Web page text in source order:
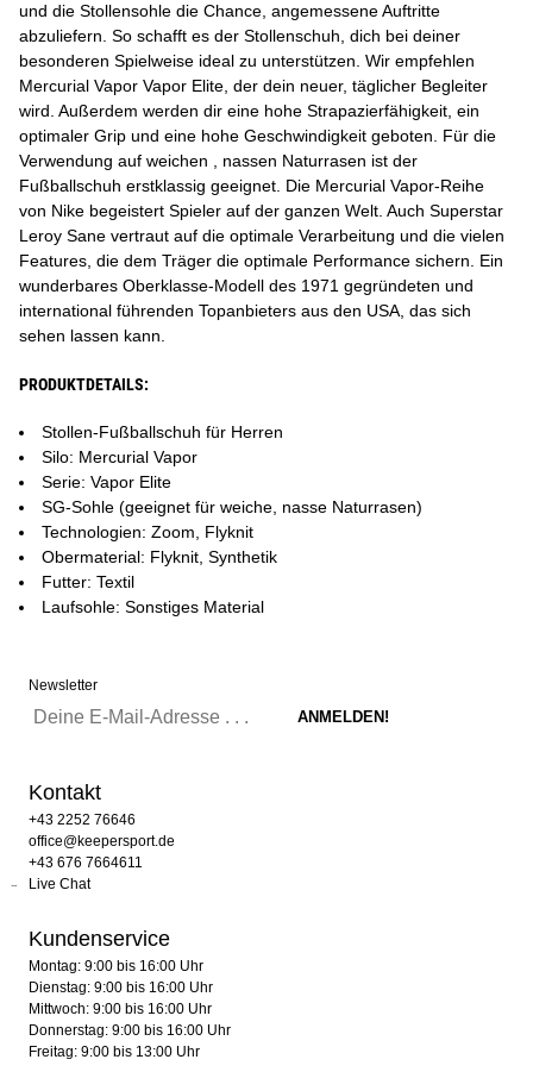
und die Stollensohle die Chance, angemessene Auftritte
abzuliefern. So schafft es der Stollenschuh, dich bei deiner
besonderen Spielweise ideal zu unterstützen. Wir empfehlen
Mercurial Vapor Vapor Elite, der dein neuer, täglicher Begleiter
wird. Außerdem werden dir eine hohe Strapazierfähigkeit, ein
optimaler Grip und eine hohe Geschwindigkeit geboten. Für die
Verwendung auf weichen , nassen Naturrasen ist der
Fußballschuh erstklassig geeignet. Die Mercurial Vapor-Reihe
von Nike begeistert Spieler auf der ganzen Welt. Auch Superstar
Leroy Sane vertraut auf die optimale Verarbeitung und die vielen
Features, die dem Träger die optimale Performance sichern. Ein
wunderbares Oberklasse-Modell des 1971 gegründeten und
international führenden Topanbieters aus den USA, das sich
sehen lassen kann.
PRODUKTDETAILS:
Stollen-Fußballschuh für Herren
Silo: Mercurial Vapor
Serie: Vapor Elite
SG-Sohle (geeignet für weiche, nasse Naturrasen)
Technologien: Zoom, Flyknit
Obermaterial: Flyknit, Synthetik
Futter: Textil
Laufsohle: Sonstiges Material
Newsletter
Kontakt
+43 2252 76646
office@keepersport.de
+43 676 7664611
Live Chat
Kundenservice
Montag: 9:00 bis 16:00 Uhr
Dienstag: 9:00 bis 16:00 Uhr
Mittwoch: 9:00 bis 16:00 Uhr
Donnerstag: 9:00 bis 16:00 Uhr
Freitag: 9:00 bis 13:00 Uhr